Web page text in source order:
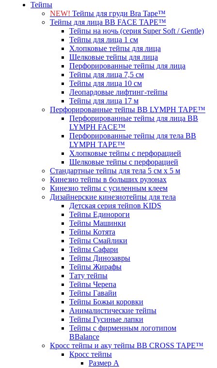
Тейпы
NEW! Тейпы для груди Bra Tape™
Тейпы для лица BB FACE TAPE™
Тейпы на ночь (серия Super Soft / Gentle)
Тейпы для лица 1 см
Хлопковые тейпы для лица
Шелковые тейпы для лица
Перфорированные тейпы для лица
Тейпы для лица 7,5 см
Тейпы для лица 10 см
Леопардовые лифтинг-тейпы
Тейпы для лица 17 м
Перфорированные тейпы BB LYMPH TAPE™
Перфорированные тейпы для лица BB
LYMPH FACE™
Перфорированные тейпы для тела BB
LYMPH TAPE™
Хлопковые тейпы с перфорацией
Шелковые тейпы с перфорацией
Стандартные тейпы для тела 5 см x 5 м
Кинезио тейпы в больших рулонах
Кинезио тейпы с усиленным клеем
Дизайнерские кинезиотейпы для тела
Детская серия тейпов KIDS
Тейпы Единороги
Тейпы Машинки
Тейпы Котята
Тейпы Смайлики
Тейпы Сафари
Тейпы Динозавры
Тейпы Жирафы
Тату тейпы
Тейпы Черепа
Тейпы Гавайи
Тейпы Божьи коровки
Анималистические тейпы
Тейпы Гусиные лапки
Тейпы с фирменным логотипом
BBalance
Кросс тейпы и аку тейпы BB CROSS TAPE™
Кросс тейпы
Размер А